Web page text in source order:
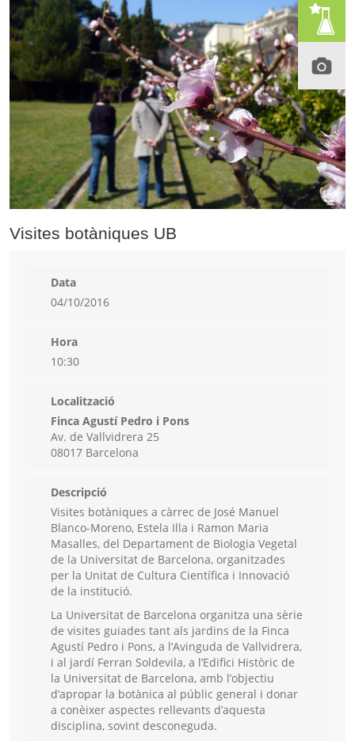
Visites botàniques UB
Data
04/10/2016
Hora
10:30
Localització
Finca Agustí Pedro i Pons
Av. de Vallvidrera 25
08017 Barcelona
Descripció
Visites botàniques a càrrec de José Manuel
Blanco-Moreno, Estela Illa i Ramon Maria
Masalles, del Departament de Biologia Vegetal
de la Universitat de Barcelona, organitzades
per la Unitat de Cultura Científica i Innovació
de la institució.
La Universitat de Barcelona organitza una sèrie
de visites guiades tant als jardins de la Finca
Agustí Pedro i Pons, a l’Avinguda de Vallvidrera,
i al jardí Ferran Soldevila, a l’Edifici Històric de
la Universitat de Barcelona, amb l’objectiu
d’apropar la botànica al públic general i donar
a conèixer aspectes rellevants d’aquesta
disciplina, sovint desconeguda.